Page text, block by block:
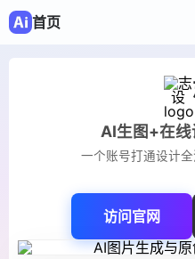
首页
AI生图+在
一个账号打通设计
访问官网